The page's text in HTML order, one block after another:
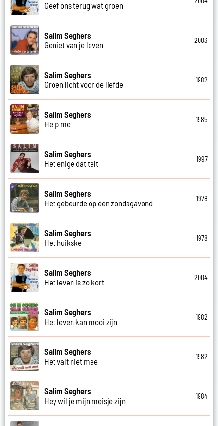
Geef ons terug wat groen
Salim Seghers
Geniet van je leven
2003
Salim Seghers
Groen licht voor de liefde
1982
Salim Seghers
Help me
1985
Salim Seghers
Het enige dat telt
1997
Salim Seghers
Het gebeurde op een zondagavond
1978
Salim Seghers
Het huikske
1978
Salim Seghers
Het leven is zo kort
2004
Salim Seghers
Het leven kan mooi zijn
1982
Salim Seghers
Het valt niet mee
1982
Salim Seghers
Hey wil je mijn meisje zijn
1984